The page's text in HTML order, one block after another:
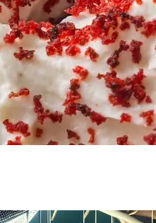
én gang er dybt
sidde…